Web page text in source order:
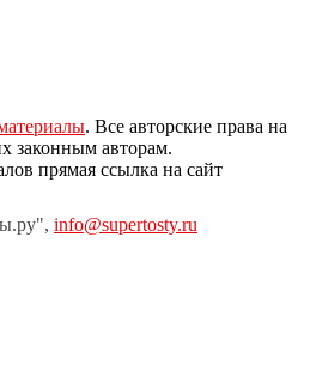
. Все авторские права на
законным авторам.
прямая ссылка на сайт
info@supertosty.ru